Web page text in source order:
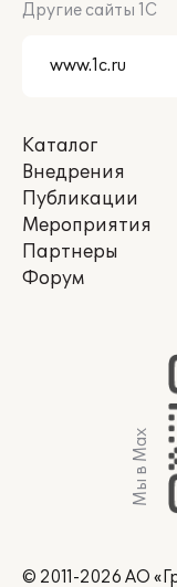
Другие сайты 1С
Каталог
Внедрения
Публикации
Мероприятия
Партнеры
Форум
Мы в Max
© 2011-2026 АО